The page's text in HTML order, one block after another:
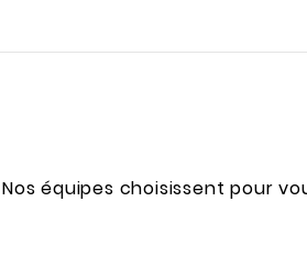
équipes choisissent pour